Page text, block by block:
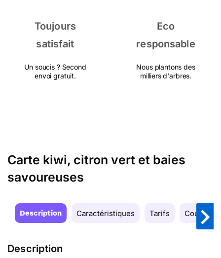
Toujours
satisfait
Un soucis ? Second
envoi gratuit.
Eco
responsable
Nous plantons des
milliers d'arbres.
Carte kiwi, citron vert et baies
savoureuses
Description Caractéristiques Tarifs Couleurs
Description